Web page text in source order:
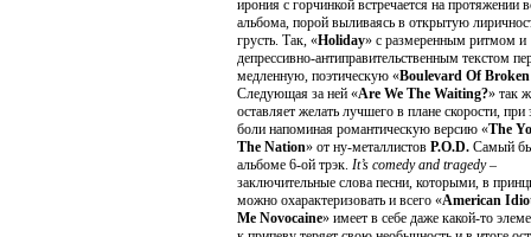
ирония с горчинкой встречается на протяжении
альбома, порой выливаясь в открытую
грусть. Так, «Holiday» с размеренным ритмом и
депрессивно-антиправительственным текстом
медленную, поэтическую «Boulevard Of
Следующая за ней «Are We The Waiting?» так
оставляет желать лучшего в плане скорости, при
боли напоминая романтическую версию «The
The Nation» от ну-металлистов P.O.D. Самый
альбоме 6-ой трэк. It’s comedy and tragedy–
заключительные слова песни, которыми, в
можно охарактеризовать и всего «American
Me Novoсaine» имеет в себе даже какой-то